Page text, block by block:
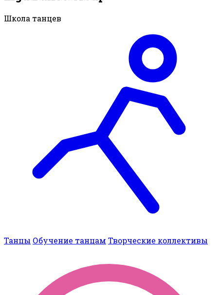
Школа танцев
Танцы Обучение танцам Творческие коллективы